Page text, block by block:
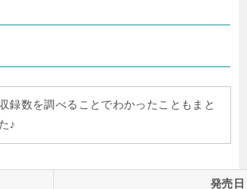
録数を調べることでわかったこともまと
♪
発売日